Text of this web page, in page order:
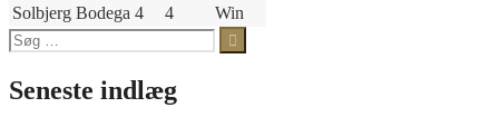
Solbjerg Bodega 4
4
Win
Søg
efter:
Seneste indlæg